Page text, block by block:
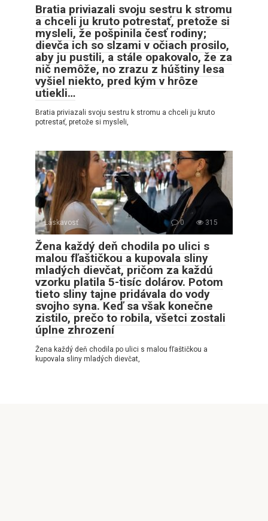
Bratia priviazali svoju sestru k stromu
a chceli ju kruto potrestať, pretože si
mysleli, že pošpinila česť rodiny;
dievča ich so slzami v očiach prosilo,
aby ju pustili, a stále opakovalo, že za
nič nemôže, no zrazu z húštiny lesa
vyšiel niekto, pred kým v hrôze
utiekli…
Bratia priviazali svoju sestru k stromu a chceli ju kruto
potrestať, pretože si mysleli,
Láskavosť 0 315
Žena každý deň chodila po ulici s
malou fľaštičkou a kupovala sliny
mladých dievčat, pričom za každú
vzorku platila 5-tisíc dolárov. Potom
tieto sliny tajne pridávala do vody
svojho syna. Keď sa však konečne
zistilo, prečo to robila, všetci zostali
úplne zhrození
Žena každý deň chodila po ulici s malou fľaštičkou a
kupovala sliny mladých dievčat,